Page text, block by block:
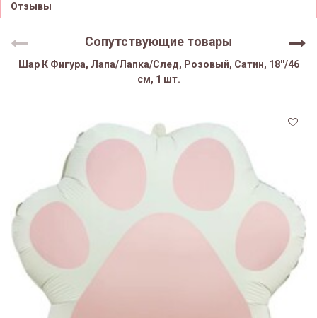
Отзывы
Сопутствующие товары
Шар К Фигура, Лапа/Лапка/След, Розовый, Сатин, 18''/46
см, 1 шт.